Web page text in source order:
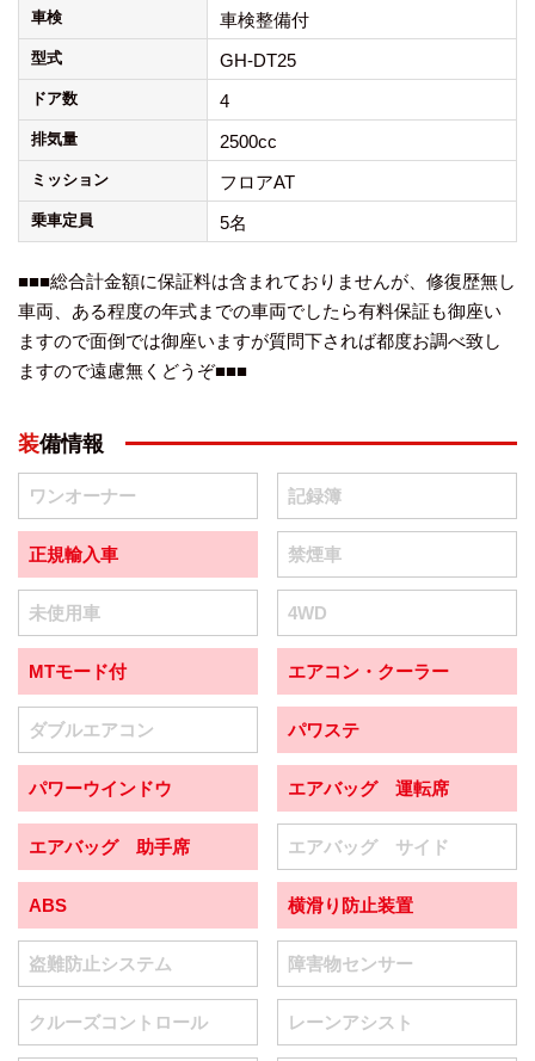
車検 車検整備付
型式 GH-DT25
ドア数 4
排気量 2500cc
ミッション フロアAT
乗車定員 5名
■■■総合計金額に保証料は含まれておりませんが、修復歴無し
車両、ある程度の年式までの車両でしたら有料保証も御座い
ますので面倒では御座いますが質問下されば都度お調べ致し
ますので遠慮無くどうぞ■■■
装備情報
ワンオーナー 記録簿
正規輸入車 禁煙車
未使用車 4WD
MTモード付 エアコン・クーラー
ダブルエアコン パワステ
パワーウインドウ エアバッグ 運転席
エアバッグ 助手席 エアバッグ サイド
ABS 横滑り防止装置
盗難防止システム 障害物センサー
クルーズコントロール レーンアシスト